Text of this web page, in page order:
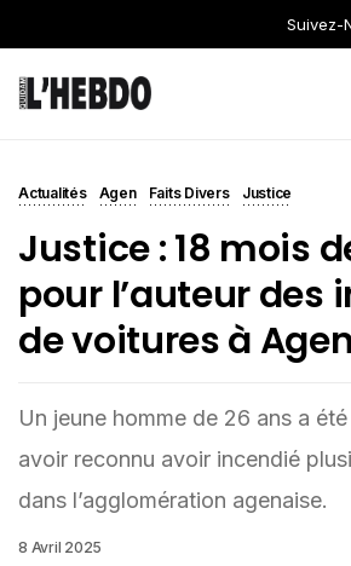
Suivez-
Actualités Agen Faits Divers Justice
Justice : 18 mois
pour l’auteur des
de voitures à Agen
Un jeune homme de 26 ans a
avoir reconnu avoir incendié
dans l’agglomération agenaise.
8 Avril 2025